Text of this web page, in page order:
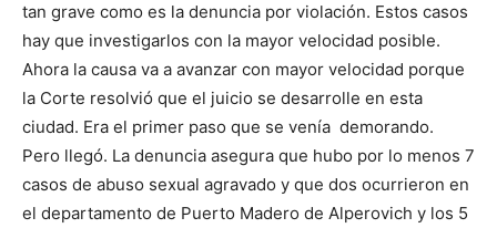
tan grave como es la denuncia por violación. Estos casos
hay que investigarlos con la mayor velocidad posible.
Ahora la causa va a avanzar con mayor velocidad porque
la Corte resolvió que el juicio se desarrolle en esta
ciudad. Era el primer paso que se venía demorando.
Pero llegó. La denuncia asegura que hubo por lo menos 7
casos de abuso sexual agravado y que dos ocurrieron en
el departamento de Puerto Madero de Alperovich y los 5